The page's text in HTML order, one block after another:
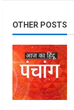
OTHER POSTS